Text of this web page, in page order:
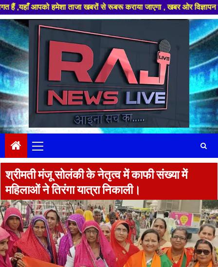
हमेशा ताजा खबरों से रूबरू कराया जाएगा , खबर ओर विज्ञापन के लिए
Skip
to
content
Menu
श्रीमती मंजू सोलंकी के नेतृत्व में काफी संख्या में
महिलाओं ने तिरंगा यात्रा निकाली।